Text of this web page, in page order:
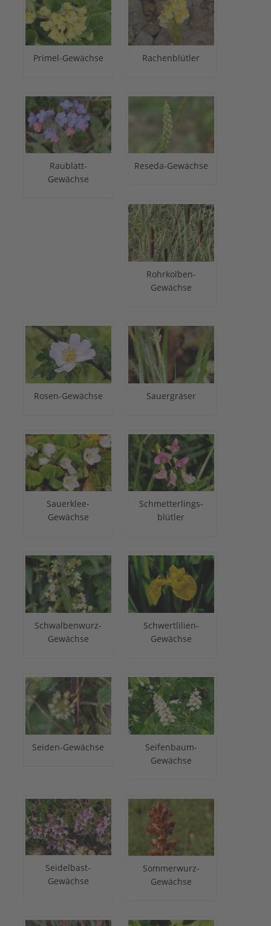
Primel-Gewächse Rachenblütler
Raublatt-
Gewächse
Reseda-Gewächse
Rohrkolben-
Gewächse
Rosen-Gewächse Sauergräser
Sauerklee-
Gewächse
Schmetterlings-
blütler
Schwalbenwurz-
Gewächse
Schwertlilien-
Gewächse
Seiden-Gewächse
Seifenbaum-
Gewächse
Seidelbast-
Gewächse
Sommerwurz-
Gewächse